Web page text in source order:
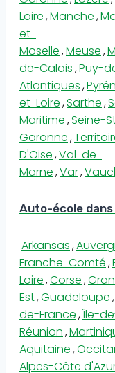
Loire,Manche,
et-
Moselle,Meuse,
de-Calais,Puy-
Atlantiques,
et-Loire,Sarthe,
Maritime,Seine-
Garonne,
D'Oise,Val-de-
Marne,Var,
Auto-école
Arkansas,
Franche-Comté,
Loire,Corse,
Est,Guadeloupe,
de-France,Île-
Réunion,
Aquitaine,
Alpes-Côte